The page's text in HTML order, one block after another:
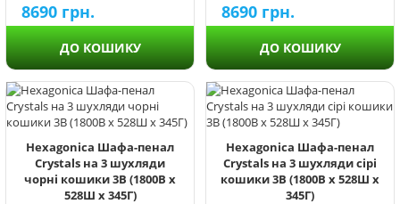
8690 грн.
ДО КОШИКУ
8690 грн.
ДО КОШИКУ
Hexagonica Шафа-пенал
Crystals на 3 шухляди
чорні кошики 3В (1800В х
528Ш х 345Г)
Hexagonica Шафа-пенал
Crystals на 3 шухляди сірі
кошики 3В (1800В х 528Ш х
345Г)